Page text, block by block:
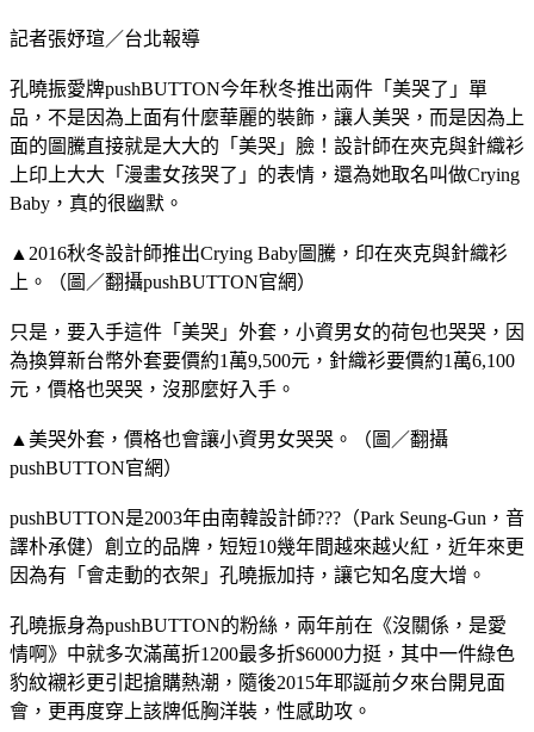
記者張妤瑄／台北報導
孔曉振愛牌pushBUTTON今年秋冬推出兩件「美哭了」單
品，不是因為上面有什麼華麗的裝飾，讓人美哭，而是因為上
面的圖騰直接就是大大的「美哭」臉！設計師在夾克與針織衫
上印上大大「漫畫女孩哭了」的表情，還為她取名叫做Crying
Baby，真的很幽默。
▲2016秋冬設計師推出Crying Baby圖騰，印在夾克與針織衫
上。（圖／翻攝pushBUTTON官網）
只是，要入手這件「美哭」外套，小資男女的荷包也哭哭，因
為換算新台幣外套要價約1萬9,500元，針織衫要價約1萬6,100
元，價格也哭哭，沒那麼好入手。
▲美哭外套，價格也會讓小資男女哭哭。（圖／翻攝
pushBUTTON官網）
pushBUTTON是2003年由南韓設計師???（Park Seung-Gun，音
譯朴承健）創立的品牌，短短10幾年間越來越火紅，近年來更
因為有「會走動的衣架」孔曉振加持，讓它知名度大增。
孔曉振身為pushBUTTON的粉絲，兩年前在《沒關係，是愛
情啊》中就多次滿萬折1200最多折$6000力挺，其中一件綠色
豹紋襯衫更引起搶購熱潮，隨後2015年耶誕前夕來台開見面
會，更再度穿上該牌低胸洋裝，性感助攻。